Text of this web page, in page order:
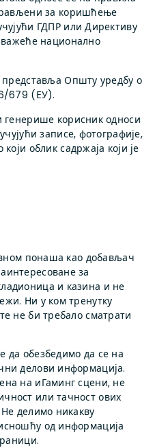
за коришћење
ГДПР или Директиву
национално
представља Општу уредбу о
679 (ЕУ).
генерише корисник односи
записе, фотографије,
облик садржаја који је
понаша као добављач
за
и казина и не
Ни у ком тренутку
не би требало сматрати
да обезбедимо да се на
делови информација.
на иГаминг сцени, не
или тачност ових
делимо никакву
од информација